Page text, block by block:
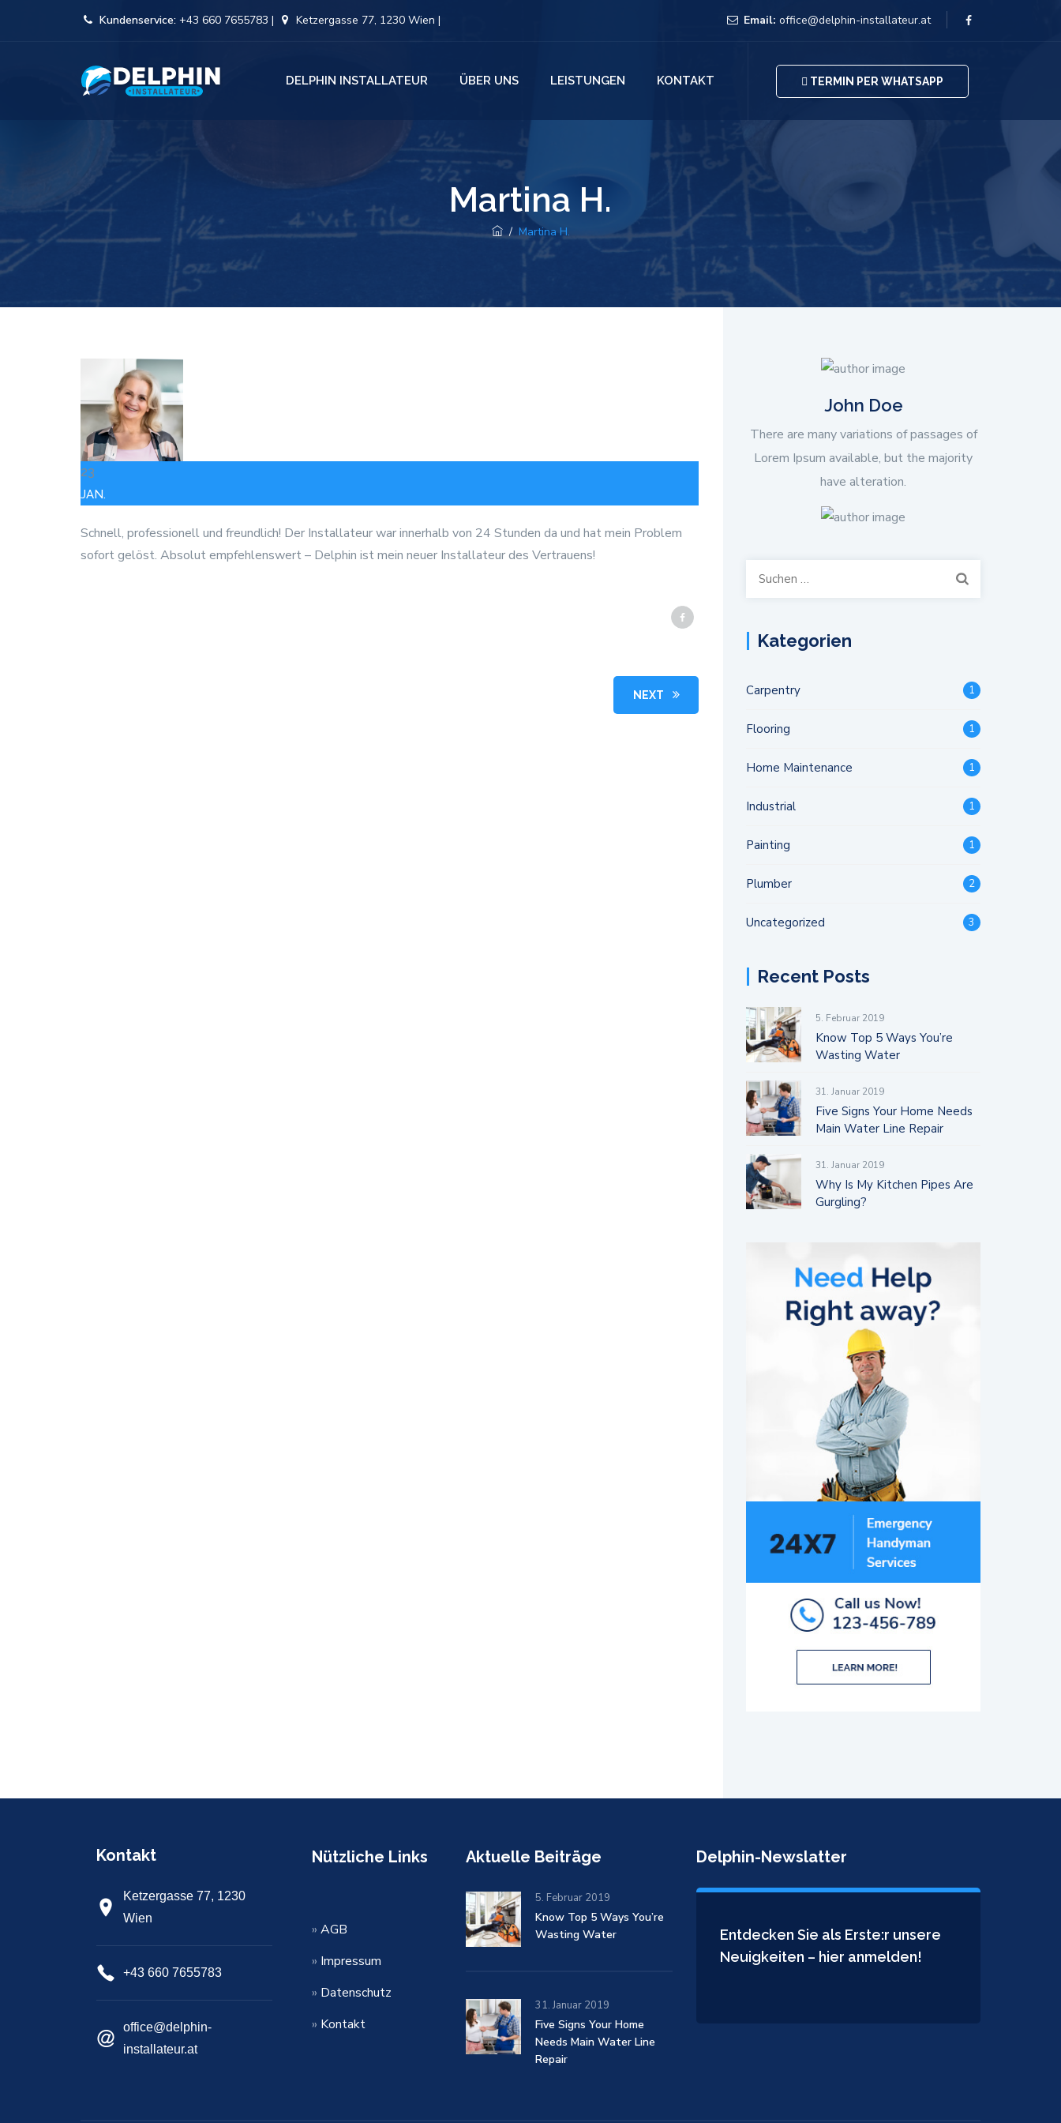
Kundenservice: +43 660 7655783 | Ketzergasse 77, 1230 Wien | Email: office@delphin-installateur.at
TERMIN PER WHATSAPP
DELPHIN INSTALLATEUR ÜBER UNS LEISTUNGEN KONTAKT
Martina H.
/ Martina H.
23
JAN.
Schnell, professionell und freundlich! Der Installateur war innerhalb von 24 Stunden da und hat mein Problem
sofort gelöst. Absolut empfehlenswert – Delphin ist mein neuer Installateur des Vertrauens!
NEXT
John Doe
There are many variations of passages of
Lorem Ipsum available, but the majority
have alteration.
Suchen
Kategorien
Carpentry 1
Flooring 1
Home Maintenance 1
Industrial 1
Painting 1
Plumber 2
Uncategorized 3
Recent Posts
5. Februar 2019
Know Top 5 Ways You’re
Wasting Water
31. Januar 2019
Five Signs Your Home Needs
Main Water Line Repair
31. Januar 2019
Why Is My Kitchen Pipes Are
Gurgling?
Kontakt
Ketzergasse 77, 1230
Wien
+43 660 7655783
office@delphin-
installateur.at
Nützliche Links
» AGB
» Impressum
» Datenschutz
» Kontakt
Aktuelle Beiträge
5. Februar 2019
Know Top 5 Ways You’re
Wasting Water
31. Januar 2019
Five Signs Your Home
Needs Main Water Line
Repair
Delphin-Newslatter
Entdecken Sie als Erste:r unsere
Neuigkeiten – hier anmelden!